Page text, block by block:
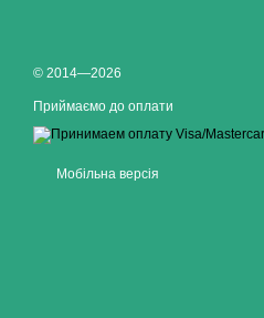
© 2014—2026
Приймаємо до оплати
Мобільна версія